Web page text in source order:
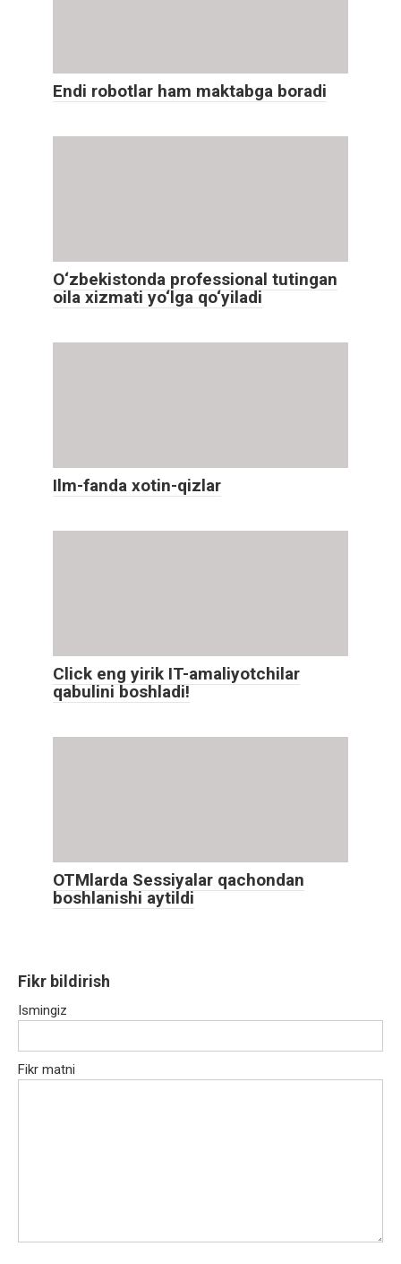
Endi robotlar ham maktabga boradi
O‘zbekistonda professional tutingan
oila xizmati yo‘lga qo‘yiladi
Ilm-fanda xotin-qizlar
Click eng yirik IT-amaliyotchilar
qabulini boshladi!
OTMlarda Sessiyalar qachondan
boshlanishi aytildi
Fikr bildirish
Ismingiz
Fikr matni